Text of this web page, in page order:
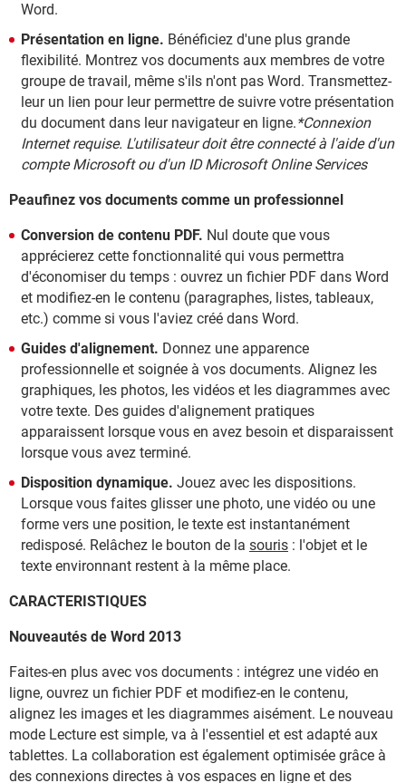
Word.
Présentation en ligne. Bénéficiez d'une plus grande
flexibilité. Montrez vos documents aux membres de votre
groupe de travail, même s'ils n'ont pas Word. Transmettez-
leur un lien pour leur permettre de suivre votre présentation
du document dans leur navigateur en ligne.*Connexion
Internet requise. L'utilisateur doit être connecté à l'aide d'un
compte Microsoft ou d'un ID Microsoft Online Services
Peaufinez vos documents comme un professionnel
Conversion de contenu PDF. Nul doute que vous
apprécierez cette fonctionnalité qui vous permettra
d'économiser du temps : ouvrez un fichier PDF dans Word
et modifiez-en le contenu (paragraphes, listes, tableaux,
etc.) comme si vous l'aviez créé dans Word.
Guides d'alignement. Donnez une apparence
professionnelle et soignée à vos documents. Alignez les
graphiques, les photos, les vidéos et les diagrammes avec
votre texte. Des guides d'alignement pratiques
apparaissent lorsque vous en avez besoin et disparaissent
lorsque vous avez terminé.
Disposition dynamique. Jouez avec les dispositions.
Lorsque vous faites glisser une photo, une vidéo ou une
forme vers une position, le texte est instantanément
redisposé. Relâchez le bouton de la souris : l'objet et le
texte environnant restent à la même place.
CARACTERISTIQUES
Nouveautés de Word 2013
Faites-en plus avec vos documents : intégrez une vidéo en
ligne, ouvrez un fichier PDF et modifiez-en le contenu,
alignez les images et les diagrammes aisément. Le nouveau
mode Lecture est simple, va à l'essentiel et est adapté aux
tablettes. La collaboration est également optimisée grâce à
des connexions directes à vos espaces en ligne et des